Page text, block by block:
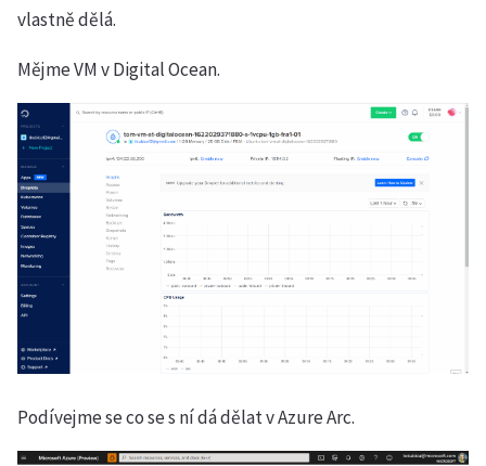
vlastně dělá.
Mějme VM v Digital Ocean.
Podívejme se co se s ní dá dělat v Azure Arc.